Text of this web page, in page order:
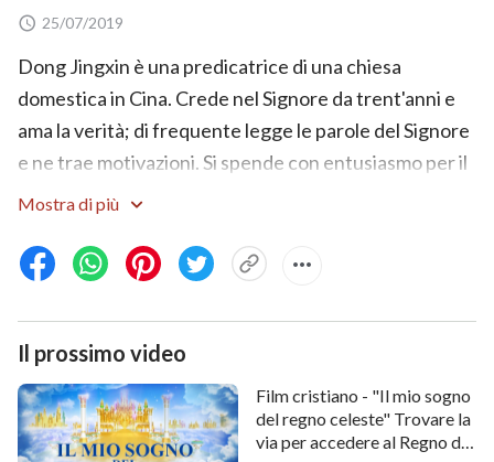
25/07/2019
Dong Jingxin è una predicatrice di una chiesa
domestica in Cina. Crede nel Signore da trent'anni e
ama la verità; di frequente legge le parole del Signore
e ne trae motivazioni. Si spende con entusiasmo per il
Signore. Per via della sua attività di predicazione è
cinese e reclusa in carcere, dove ha sopportato
crudeltà e torture. Sono state le parole del Signore a
guidarla a sopportare sette anni di vita inumana in
carcere. Quando ne esce, la sua collaboratrice
Chenguang va a trovarla e le legge parole di Dio
Onnipotente in cui è testimoniato che Dio Si è
manifestato e sta compiendo l'opera degli ultimi
Mostra di più
Il prossimo video
Film cristiano - "Il mio sogno
del regno celeste" Trovare la
via per accedere al Regno di